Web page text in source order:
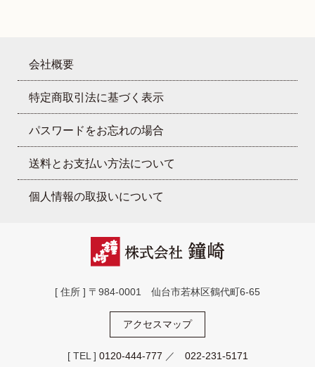
会社概要
特定商取引法に基づく表示
パスワードをお忘れの場合
送料とお支払い方法について
個人情報の取扱いについて
[ 住所 ] 〒984-0001 仙台市若林区鶴代町6-65
アクセスマップ
[ TEL ] 0120-444-777 ／ 022-231-5171